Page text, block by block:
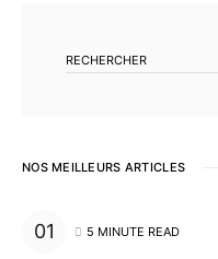
NOS MEILLEURS ARTICLES
5 MINUTE READ